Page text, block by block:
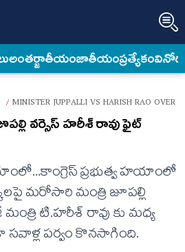
అంత‌ర్జాతీయంజాతీయంప్రత్యేకం
/ MINISTER JUPPALLI VS HARISH RAO OVER
వర్సెస్ హరీశ్ రావు ఫైట్
ప్రభుత్వ హయాంలో
మరోసారి మంత్రి జూపల్లి
మంత్రి టి.హరీశ్ రావు కు మధ్య
సవాళ్ల పర్వం కొనసాగింది.